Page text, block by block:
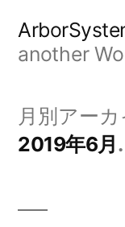
another
月別アー
2019年6月